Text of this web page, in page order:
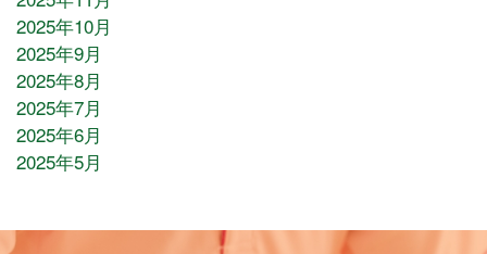
2025年10月
2025年9月
2025年8月
2025年7月
2025年6月
2025年5月